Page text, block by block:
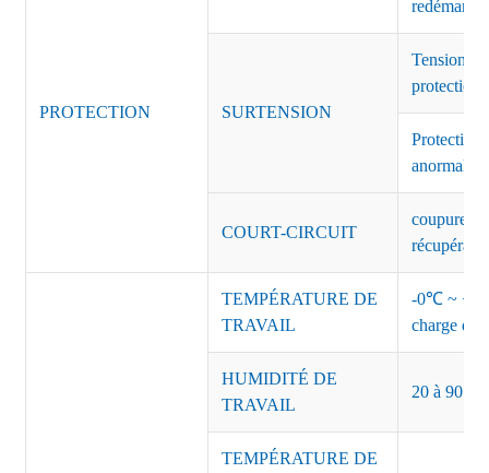
PROTECTION SURTENSION
Tension
protection
Protection
anormales
COURT-CIRCUIT
coupure
TEMPÉRATURE DE
TRAVAIL
-0℃ ~
charge de
HUMIDITÉ DE
TRAVAIL
20 à 90 %
TEMPÉRATURE DE